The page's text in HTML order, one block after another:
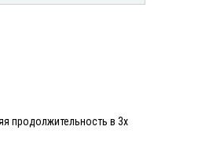
продолжительность в 3х